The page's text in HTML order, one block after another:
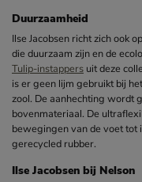
Duurzaamheid
Ilse Jacobsen richt zich ook
die duurzaam zijn en de
Tulip-instappers uit deze
is er geen lijm gebruikt bij
zool. De aanhechting wordt
bovenmateriaal. De
bewegingen van de voet tot
gerecycled rubber.
Ilse Jacobsen bij Nelson